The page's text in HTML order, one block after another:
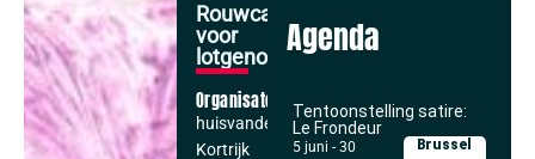
Rouwcafé
voor
lotgenoten
Organisator
huisvandemens
Kortrijk
Agenda
Tentoonstelling satire:
Le Frondeur
5 juni - 30
Brussel